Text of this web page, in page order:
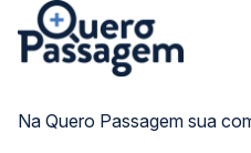
Na Quero Passagem sua